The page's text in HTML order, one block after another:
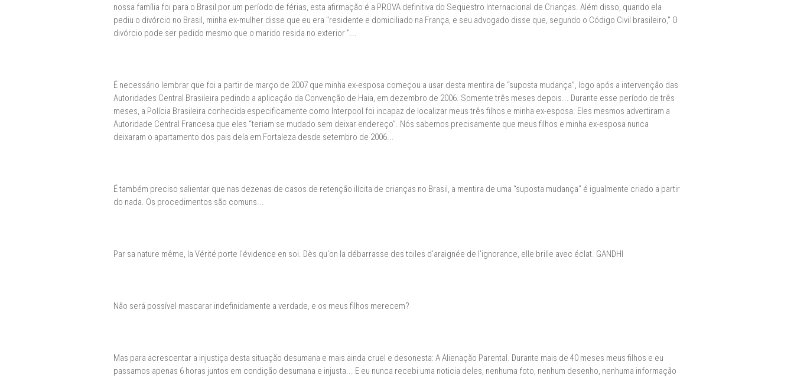
nossa família foi para o Brasil por um período de férias, esta afirmação é a PROVA definitiva do Seqüestro Internacional de Crianças. Além disso, quando ela
pediu o divórcio no Brasil, minha ex-mulher disse que eu era "residente e domiciliado na França, e seu advogado disse que, segundo o Código Civil brasileiro," O
divórcio pode ser pedido mesmo que o marido resida no exterior "...
É necessário lembrar que foi a partir de março de 2007 que minha ex-esposa começou a usar desta mentira de “suposta mudança”, logo após a intervenção das
Autoridades Central Brasileira pedindo a aplicação da Convenção de Haia, em dezembro de 2006. Somente três meses depois... Durante esse período de três
meses, a Polícia Brasileira conhecida especificamente como Interpool foi incapaz de localizar meus três filhos e minha ex-esposa. Eles mesmos advertiram a
Autoridade Central Francesa que eles “teriam se mudado sem deixar endereço”. Nós sabemos precisamente que meus filhos e minha ex-esposa nunca
deixaram o apartamento dos pais dela em Fortaleza desde setembro de 2006...
É também preciso salientar que nas dezenas de casos de retenção ilícita de crianças no Brasil, a mentira de uma “suposta mudança” é igualmente criado a partir
do nada. Os procedimentos são comuns...
Par sa nature même, la Vérité porte l'évidence en soi. Dès qu'on la débarrasse des toiles d'araignée de l'ignorance, elle brille avec éclat. GANDHI
Não será possível mascarar indefinidamente a verdade, e os meus filhos merecem?
Mas para acrescentar a injustiça desta situação desumana e mais ainda cruel e desonesta: A Alienação Parental. Durante mais de 40 meses meus filhos e eu
passamos apenas 6 horas juntos em condição desumana e injusta... E eu nunca recebi uma noticia deles, nenhuma foto, nenhum desenho, nenhuma informação